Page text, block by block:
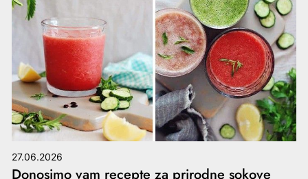
27.06.2026
Donosimo vam recepte za prirodne sokove